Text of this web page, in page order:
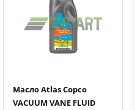
Быстрый просмотрДобавить к сравнению
Масло Atlas Copco
VACUUM VANE FLUID